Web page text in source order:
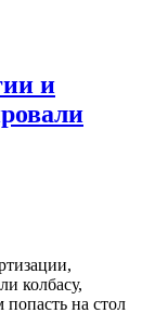
и
колбасу,
на стол